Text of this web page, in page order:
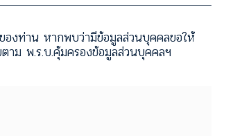
งท่าน หากพบว่ามีข้อมูลส่วนบุคคลขอให้
ม พ.ร.บ.คุ้มครองข้อมูลส่วนบุคคลฯ